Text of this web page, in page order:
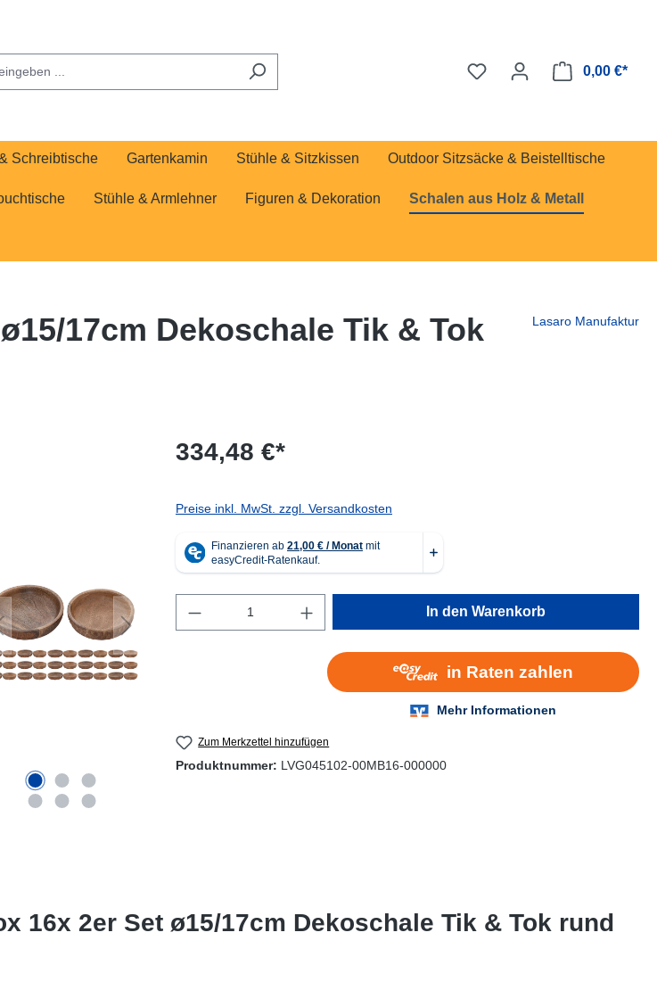
0,00 €*
Schreibtische Gartenkamin Stühle & Sitzkissen Outdoor Sitzsäcke & Beistelltische
Stühle & Armlehner Figuren & Dekoration Schalen aus Holz & Metall
17cm Dekoschale Tik & Tok
Lasaro Manufaktur
334,48 €*
Preise inkl. MwSt. zzgl. Versandkosten
Produkt Anzahl: Gib den gewünschten Wert ein
In den Warenkorb
Zum Merkzettel hinzufügen
Produktnummer: LVG045102-00MB16-000000
16x 2er Set ø15/17cm Dekoschale Tik & Tok rund